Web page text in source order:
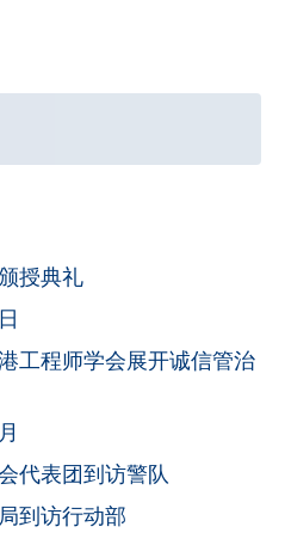
授典礼
工程师学会展开诚信管治
代表团到访警队
到访行动部